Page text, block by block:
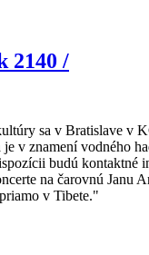
2140 /
sa v Bratislave v
v znamení vodného
budú kontaktné
na čarovnú Janu
v Tibete."